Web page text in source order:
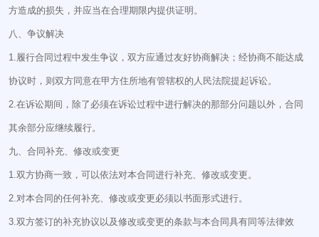
方造成的损失，并应当在合理期限内提供证明。
八、争议解决
1.履行合同过程中发生争议，双方应通过友好协商解决；经协商不能达成
协议时，则双方同意在甲方住所地有管辖权的人民法院提起诉讼。
2.在诉讼期间，除了必须在诉讼过程中进行解决的那部分问题以外，合同
其余部分应继续履行。
九、合同补充、修改或变更
1.双方协商一致，可以依法对本合同进行补充、修改或变更。
2.对本合同的任何补充、修改或变更必须以书面形式进行。
3.双方签订的补充协议以及修改或变更的条款与本合同具有同等法律效